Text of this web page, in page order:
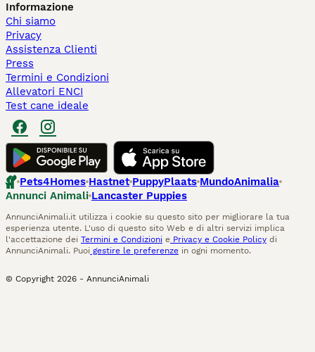
Informazione
Chi siamo
Privacy
Assistenza Clienti
Press
Termini e Condizioni
Allevatori ENCI
Test cane ideale
Pets4Homes Hastnet PuppyPlaats MundoAnimalia
Annunci Animali Lancaster Puppies
AnnunciAnimali.it utilizza i cookie su questo sito per migliorare la tua
esperienza utente. L'uso di questo sito Web e di altri servizi implica
l'accettazione dei Termini e Condizioni e Privacy e Cookie Policy di
AnnunciAnimali. Puoi gestire le preferenze in ogni momento.
© Copyright 2026 - AnnunciAnimali